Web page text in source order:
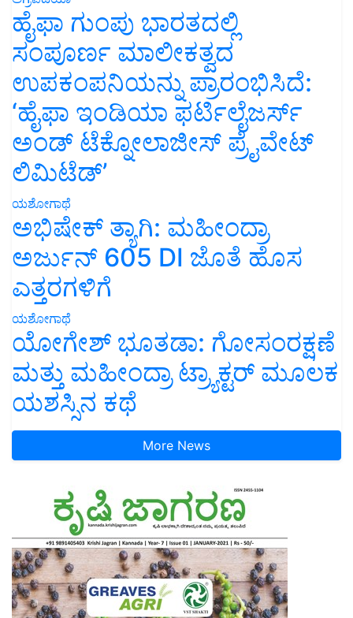
ಹೈಫಾ ಗುಂಪು ಭಾರತದಲ್ಲಿ
ಸಂಪೂರ್ಣ ಮಾಲೀಕತ್ವದ
ಉಪಕಂಪನಿಯನ್ನು ಪ್ರಾರಂಭಿಸಿದೆ:
‘ಹೈಫಾ ಇಂಡಿಯಾ ಫರ್ಟಿಲೈಜರ್ಸ್
ಅಂಡ್ ಟೆಕ್ನೋಲಾಜೀಸ್ ಪ್ರೈವೇಟ್
ಲಿಮಿಟೆಡ್’
ಯಶೋಗಾಥೆ
ಅಭಿಷೇಕ್ ತ್ಯಾಗಿ: ಮಹೀಂದ್ರಾ
ಅರ್ಜುನ್ 605 DI ಜೊತೆ ಹೊಸ
ಎತ್ತರಗಳಿಗೆ
ಯಶೋಗಾಥೆ
ಯೋಗೇಶ್ ಭೂತಡಾ: ಗೋಸಂರಕ್ಷಣೆ
ಮತ್ತು ಮಹೀಂದ್ರಾ ಟ್ರ್ಯಾಕ್ಟರ್ ಮೂಲಕ
ಯಶಸ್ಸಿನ ಕಥೆ
More News